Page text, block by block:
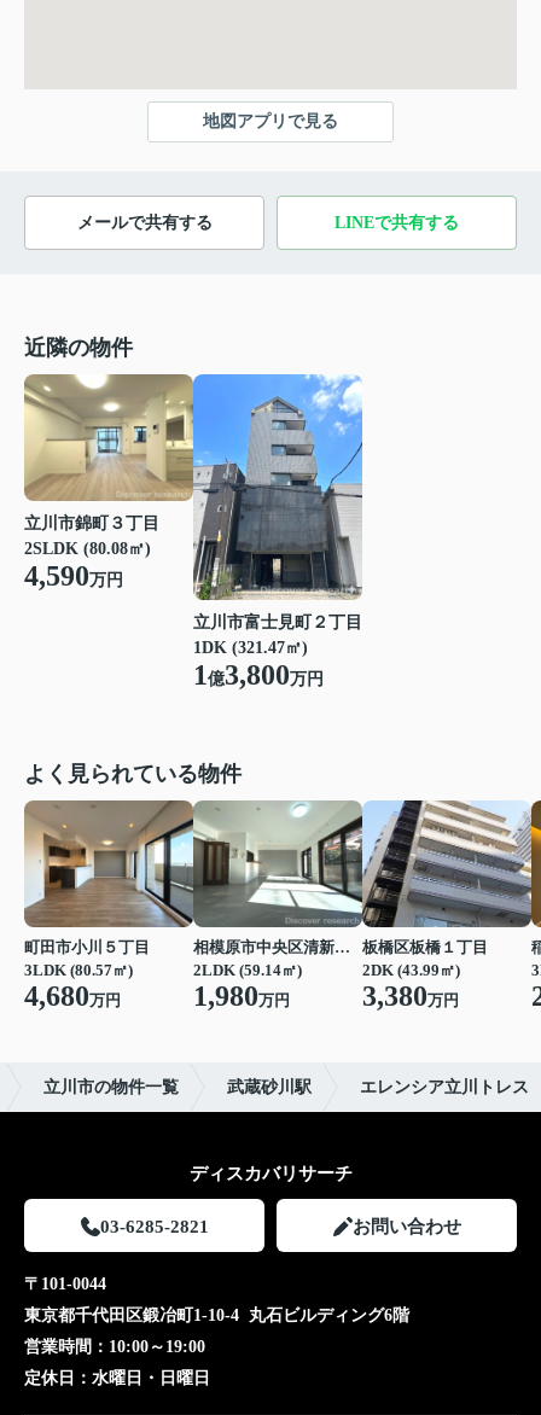
地図アプリで見る
メールで共有する LINEで共有する
近隣の物件
立川市錦町３丁目
2SLDK (80.08㎡)
4,590万円
立川市富士見町２丁目
1DK (321.47㎡)
1億3,800万円
よく見られている物件
町田市小川５丁目
3LDK (80.57㎡)
4,680万円
相模原市中央区清新２丁目
2LDK (59.14㎡)
1,980万円
板橋区板橋１丁目
2DK (43.99㎡)
3,380万円
立川市の物件一覧 武蔵砂川駅 エレンシア立川トレス
ディスカバリサーチ
03-6285-2821 お問い合わせ
〒101-0044
東京都千代田区鍛冶町1-10-4 丸石ビルディング6階
営業時間： 10:00～19:00
定休日： 水曜日・日曜日